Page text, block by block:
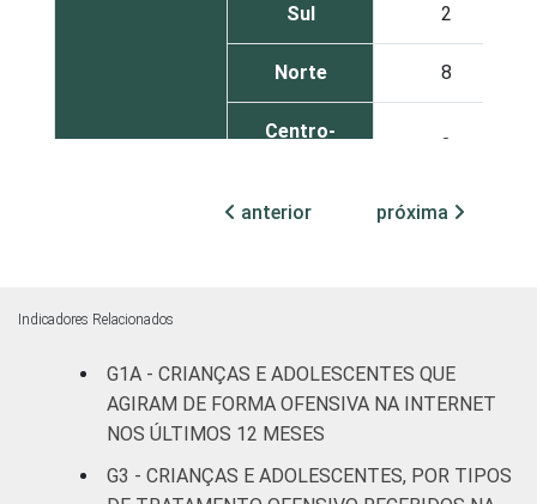
Sul 2
Norte 8
Centro-
3
Masculino 5
ESCOLARIDADE
DOS PAIS OU
RESPONSÁVEIS
Até
Fundamental
I
3
Fundamental
5
anterior próxima
Indicadores Relacionados
G1A - CRIANÇAS E ADOLESCENTES QUE
AGIRAM DE FORMA OFENSIVA NA INTERNET
NOS ÚLTIMOS 12 MESES
G3 - CRIANÇAS E ADOLESCENTES, POR TIPOS